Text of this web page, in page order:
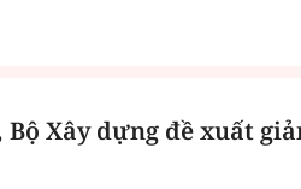
Bộ Xây dựng đề xuất